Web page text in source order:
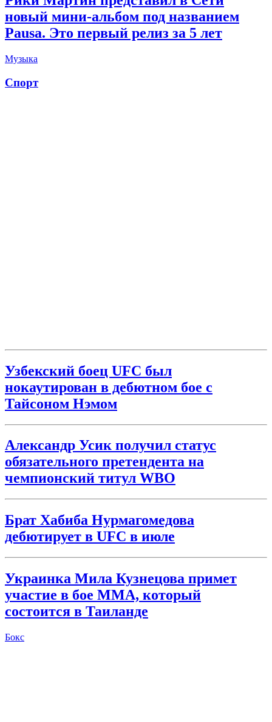
новый мини-альбом под названием
Pausa. Это первый релиз за 5 лет
Музыка
Спорт
Узбекский боец UFC был
нокаутирован в дебютном бое с
Тайсоном Нэмом
Александр Усик получил статус
обязательного претендента на
чемпионский титул WBO
Брат Хабиба Нурмагомедова
дебютирует в UFC в июле
Украинка Мила Кузнецова примет
участие в бое MMA, который
состоится в Таиланде
Бокс